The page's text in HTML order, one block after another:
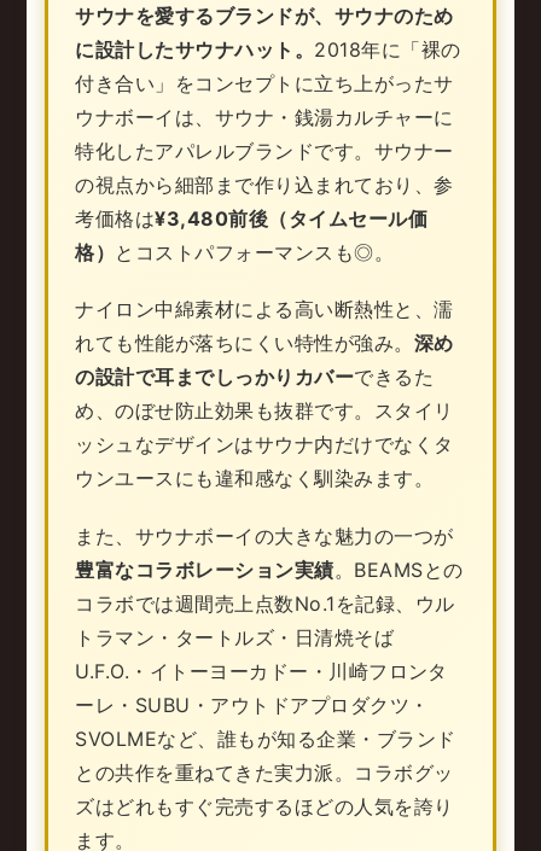
サウナを愛するブランドが、サウナのため
に設計したサウナハット。 2018年に「裸の
付き合い」をコンセプトに立ち上がったサ
ウナボーイは、サウナ・銭湯カルチャーに
特化したアパレルブランドです。サウナー
の視点から細部まで作り込まれており、参
考価格は¥3,480前後（タイムセール価
格） とコストパフォーマンスも◎。
ナイロン中綿素材による高い断熱性と、濡
れても性能が落ちにくい特性が強み。 深め
の設計で耳までしっかりカバーできるた
め、のぼせ防止効果も抜群です。スタイリ
ッシュなデザインはサウナ内だけでなくタ
ウンユースにも違和感なく馴染みます。
また、サウナボーイの大きな魅力の一つが
豊富なコラボレーション実績。BEAMSとの
コラボでは週間売上点数No.1を記録、ウル
トラマン・タートルズ・日清焼そば
U.F.O.・イトーヨーカドー・川崎フロンタ
ーレ・SUBU・アウトドアプロダクツ・
SVOLMEなど、誰もが知る企業・ブランド
との共作を重ねてきた実力派。コラボグッ
ズはどれもすぐ完売するほどの人気を誇り
ます。